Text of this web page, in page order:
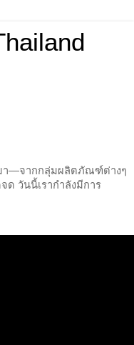
า—จากกลุ่มผลิตภัณฑ์ต่างๆ
ด วันนี้เรากำลังมีการ